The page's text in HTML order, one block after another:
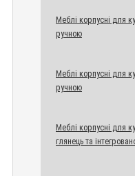
Меблі корпусні для
ручною
Меблі корпусні для
ручною
Меблі корпусні для
глянець та